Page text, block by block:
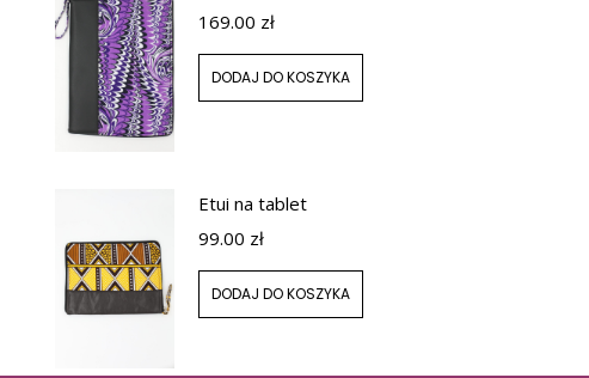
169.00 zł
DODAJ DO KOSZYKA
Etui na tablet
99.00 zł
DODAJ DO KOSZYKA